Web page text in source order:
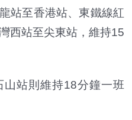
站至香港站、東鐵線紅
西站至尖東站，維持15
站則維持18分鐘一班